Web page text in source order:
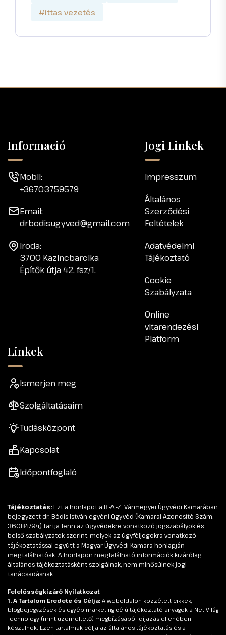
#ittas vezetés
Informació
Mobil:
+36703759579
Email:
drbodisugyved@gmail.com
Iroda:
3700 Kazincbarcika
Építők útja 42. fsz/1.
Jogi Linkek
Impresszum
Általános
Szerződési
Feltételek
Adatvédelmi
Tájékoztató
Cookie
Szabályzata
Online
vitarendezési
Platform
Linkek
Ismerjen meg
Szolgáltatásaim
Tudásközpont
Kapcsolat
Időpontfoglaló
Tájékoztatás:Ezt a honlapot a B.-A.-Z. Vármegyei Ügyvédi Kamarában
bejegyzett dr. Bódis István egyéni ügyvéd (Kamarai Azonosító Szám:
36084794) tartja fenn az ügyvédekre vonatkozó jogszabályok és
belső szabályzatok szerint, melyek az ügyféljogokra vonatkozó
tájékoztatással együtt a Magyar Ügyvédi Kamara honlapján
megtalálhatóak. A honlapon megtalálható információk kizárólag
általános tájékoztatásként szolgálnak, nem minősülnek jogi
tanácsadásnak.
Felelősségkizáró Nyilatkozat
1. A Tartalom Eredete és Célja: A weboldalon közzétett cikkek,
blogbejegyzések és egyéb marketing célú tájékoztató anyagok a Net Világ
Technology (mint üzemeltető) megbízásából, díjazás ellenében
készülnek. Ezen tartalmak célja az általános tájékoztatás és a